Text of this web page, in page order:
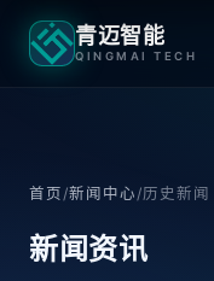
青迈智能
QINGMAI TECH
首页/新闻中心/历史新闻
新闻资讯